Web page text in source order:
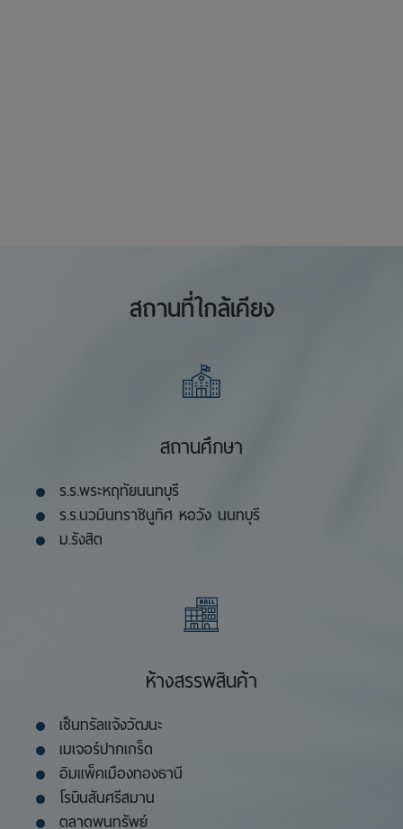
สถานที่ใกล้เคียง
สถานศึกษา
ร.ร.พระหฤทัยนนทบุรี
ร.ร.นวมินทราชินูทิศ หอวัง นนทบุรี
ม.รังสิต
ห้างสรรพสินค้า
เซ็นทรัลแจ้งวัฒนะ
เมเจอร์ปากเกร็ด
อิมแพ็คเมืองทองธานี
โรบินสันศรีสมาน
ตลาดพูนทรัพย์